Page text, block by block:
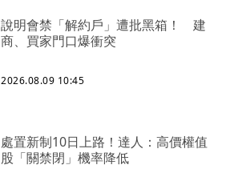
說明會禁「解約戶」遭批黑箱！ 建
商、買家門口爆衝突
2026.08.09 10:45
處置新制10日上路！達人：高價權值
股「關禁閉」機率降低